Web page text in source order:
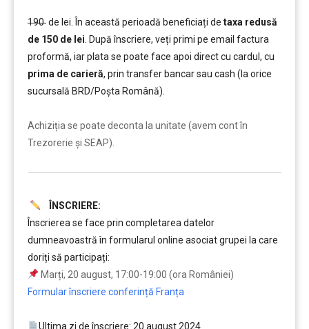
190de lei. În această perioadă beneficiați de taxa redusă
de 150 de lei . După înscriere, veți primi pe email factura
proformă, iar plata se poate face apoi direct cu cardul, cu
prima de carieră, prin transfer bancar sau cash (la orice
sucursală BRD/Poșta Română).
Achiziția se poate deconta la unitate (avem cont în
Trezorerie și SEAP).
ÎNSCRIERE:
Înscrierea se face prin completarea datelor
dumneavoastră în formularul online asociat grupei la care
doriți să participați:
Marți, 20 august, 17:00-19:00 (ora României)
Formular înscriere conferință Franța
Ultima zi de înscriere: 20 august 2024